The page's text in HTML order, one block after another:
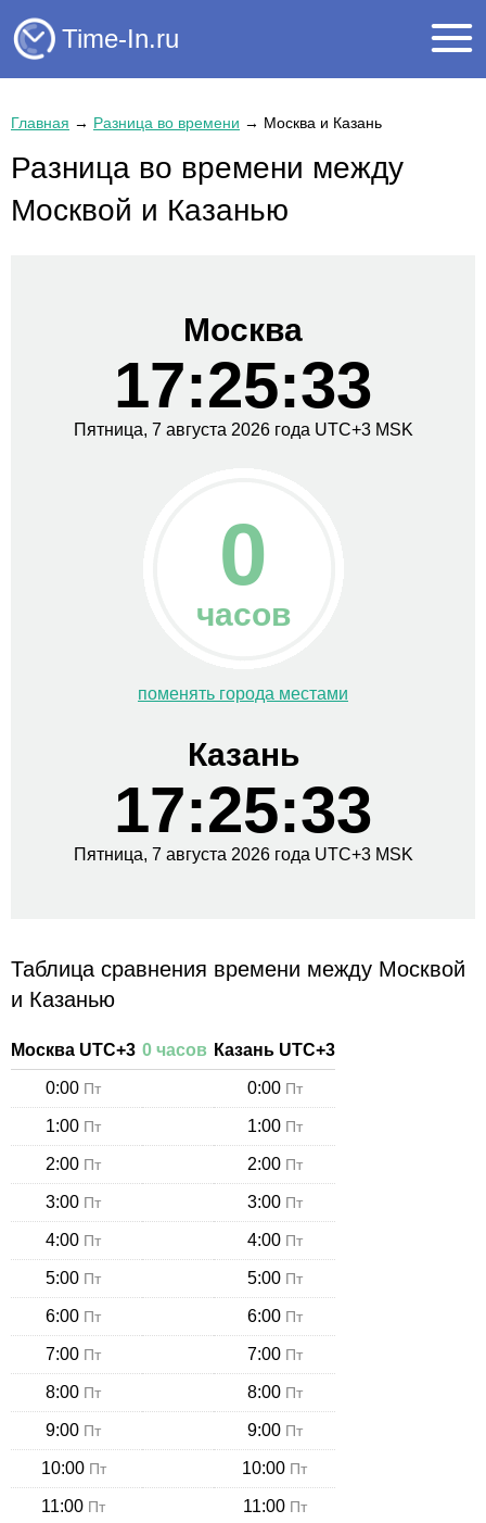
Time-In.ru
Главная → Разница во времени → Москва и Казань
Разница во времени между
Москвой и Казанью
Москва
17:25:34
Пятница, 7 августа 2026 года UTC+3 MSK
0
часов
поменять города местами
Казань
17:25:34
Пятница, 7 августа 2026 года UTC+3 MSK
Таблица сравнения времени между Москвой
и Казанью
Москва UTC+3 0 часов Казань UTC+3
0:00 Пт 0:00 Пт
1:00 Пт 1:00 Пт
2:00 Пт 2:00 Пт
3:00 Пт 3:00 Пт
4:00 Пт 4:00 Пт
5:00 Пт 5:00 Пт
6:00 Пт 6:00 Пт
7:00 Пт 7:00 Пт
8:00 Пт 8:00 Пт
9:00 Пт 9:00 Пт
10:00 Пт 10:00 Пт
11:00 Пт 11:00 Пт